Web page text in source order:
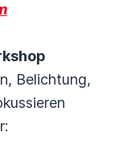
Belichtung,